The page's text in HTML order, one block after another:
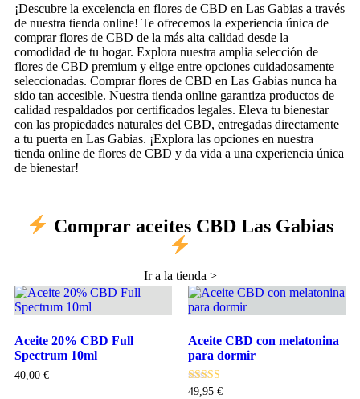
¡Descubre la excelencia en flores de CBD en Las Gabias a través
de nuestra tienda online! Te ofrecemos la experiencia única de
comprar flores de CBD de la más alta calidad desde la
comodidad de tu hogar. Explora nuestra amplia selección de
flores de CBD premium y elige entre opciones cuidadosamente
seleccionadas. Comprar flores de CBD en Las Gabias nunca ha
sido tan accesible. Nuestra tienda online garantiza productos de
calidad respaldados por certificados legales. Eleva tu bienestar
con las propiedades naturales del CBD, entregadas directamente
a tu puerta en Las Gabias. ¡Explora las opciones en nuestra
tienda online de flores de CBD y da vida a una experiencia única
de bienestar!
Comprar aceites CBD Las Gabias
Ir a la tienda >
Aceite 20% CBD Full
Spectrum 10ml
40,00 €
Aceite CBD con melatonina
para dormir
Valorado con
49,95 €